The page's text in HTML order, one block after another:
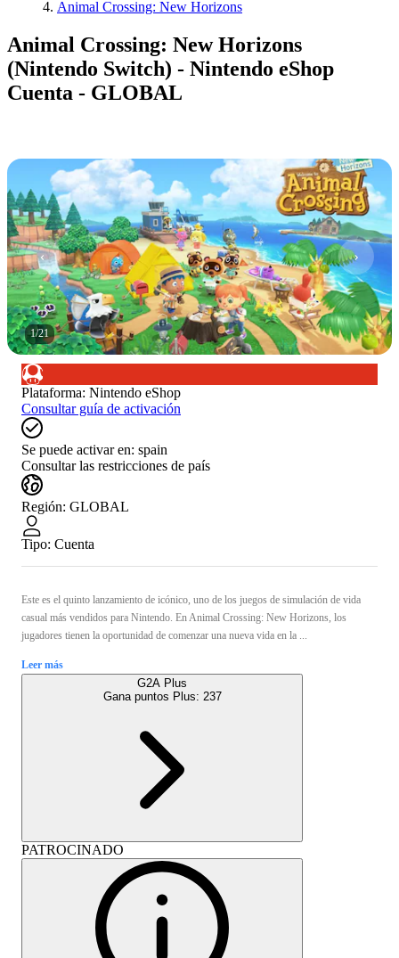
Animal Crossing: New Horizons
Animal Crossing: New Horizons
(Nintendo Switch) - Nintendo eShop
Cuenta - GLOBAL
1/21
Plataforma: Nintendo eShop
Consultar guía de activación
Se puede activar en: spain
Consultar las restricciones de país
Región: GLOBAL
Tipo: Cuenta
Este es el quinto lanzamiento de icónico, uno de los juegos de simulación de vida
casual más vendidos para Nintendo. En Animal Crossing: New Horizons, los
jugadores tienen la oportunidad de comenzar una nueva vida en la ...
Leer más
G2A Plus
Gana puntos Plus: 237
PATROCINADO